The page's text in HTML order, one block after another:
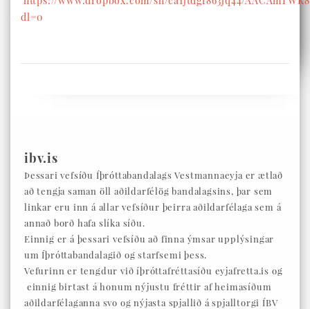
dl=0
ibv.is
Þessari vefsíðu Íþróttabandalags Vestmannaeyja er ætlað
að tengja saman öll aðildarfélög bandalagsins, þar sem
linkar eru inn á allar vefsíður þeirra aðildarfélaga sem á
annað borð hafa slíka síðu.
Einnig er á þessari vefsíðu að finna ýmsar upplýsingar
um Íþróttabandalagið og starfsemi þess.
Vefurinn er tengdur við íþróttafréttasíðu eyjafretta.is og
einnig birtast á honum nýjustu fréttir af heimasíðum
aðildarfélaganna svo og nýjasta spjallið á spjalltorgi ÍBV